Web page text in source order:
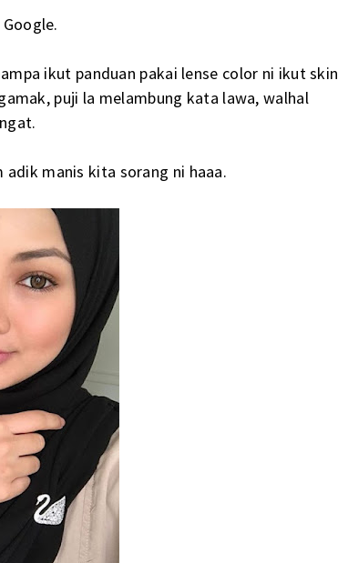
ikut panduan pakai lense color ni ikut skin
puji la melambung kata lawa, walhal
adik manis kita sorang ni haaa.